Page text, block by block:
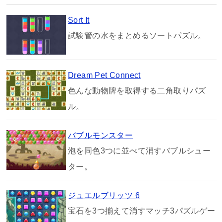
Sort It
試験管の水をまとめるソートパズル。
Dream Pet Connect
色んな動物牌を取得する二角取りパズ
ル。
バブルモンスター
泡を同色3つに並べて消すバブルシュー
ター。
ジュエルブリッツ 6
宝石を3つ揃えて消すマッチ3パズルゲー